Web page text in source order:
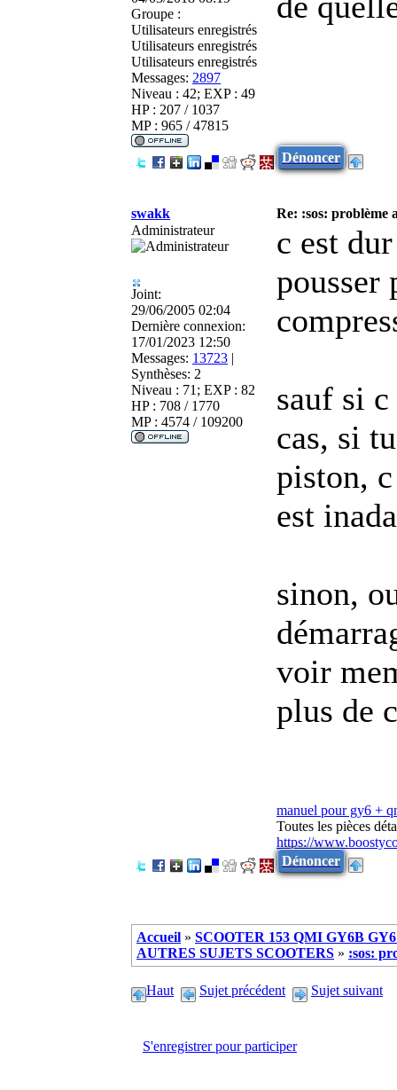
Groupe :
Utilisateurs enregistrés
Utilisateurs enregistrés
Utilisateurs enregistrés
Messages: 2897
Niveau : 42; EXP : 49
HP : 207 / 1037
MP : 965 / 47815
Dénoncer
swakk
Re: :sos: problème
Administrateur
Joint:
29/06/2005 02:04
Dernière connexion:
17/01/2023 12:50
Messages: 13723 |
Synthèses: 2
Niveau : 71; EXP : 82
HP : 708 / 1770
MP : 4574 / 109200
c est
pousser
sauf si c
cas, si
piston,
est
sinon,
voir
plus de
manuel pour gy6 +
Toutes les pièces
https://
Dénoncer
Accueil » SCOOTER 153 QMI GY6B
AUTRES SUJETS SCOOTERS » :sos:
Haut Sujet précédent Sujet suivant
S'enregistrer pour participer